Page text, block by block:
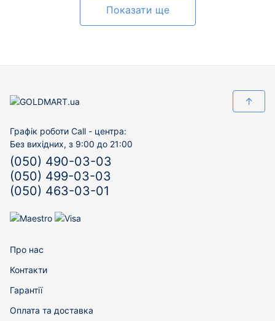
Показати ще
↑
Графік роботи Call - центра:
Без вихідних, з 9:00 до 21:00
(050) 490-03-03
(050) 499-03-03
(050) 463-03-01
Про нас
Контакти
Гарантії
Оплата та доставка